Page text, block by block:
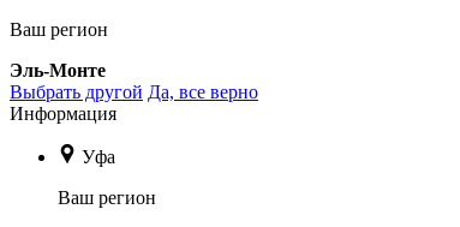
Ваш регион
Эль-Монте
Выбрать другой Да, все верно
Информация
Уфа
Ваш регион